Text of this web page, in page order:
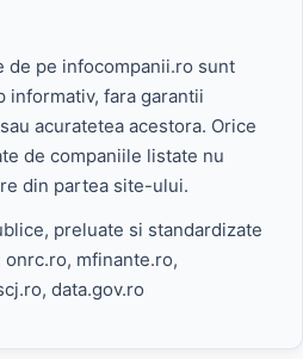
de pe infocompanii.ro sunt
fara garantii
acuratetea acestora. Orice
de companiile listate nu
din partea site-ului.
preluate si standardizate
mfinante.ro,
data.gov.ro